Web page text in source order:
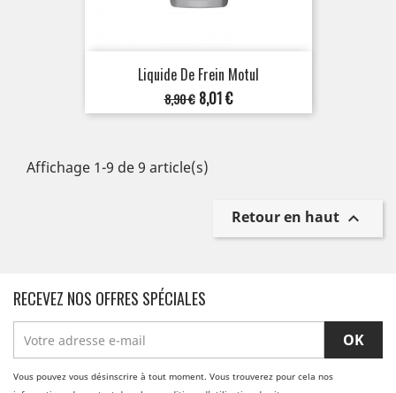
Liquide De Frein Motul
Prix
de
8,90 € Prix
8,01 €
Affichage 1-9 de 9 article(s)
Retour en haut 
RECEVEZ NOS OFFRES SPÉCIALES
Vous pouvez vous désinscrire à tout moment. Vous trouverez pour cela nos